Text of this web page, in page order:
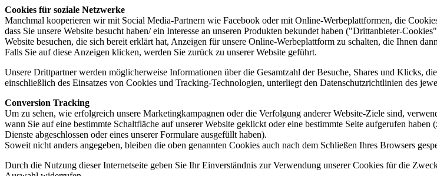
Cookies für soziale Netzwerke
Manchmal kooperieren wir mit Social Media-Partnern wie Facebook oder mit Online-Werbeplattformen, die
dass Sie unsere Website besucht haben/ ein Interesse an unseren Produkten bekundet haben ("Drittanbieter-
Website besuchen, die sich bereit erklärt hat, Anzeigen für unsere Online-Werbeplattform zu schalten, die Ihnen
Falls Sie auf diese Anzeigen klicken, werden Sie zurück zu unserer Website geführt.
Unsere Drittpartner werden möglicherweise Informationen über die Gesamtzahl der Besuche, Shares und Klicks,
einschließlich des Einsatzes von Cookies und Tracking-Technologien, unterliegt den Datenschutzrichtlinien des
Conversion Tracking
Um zu sehen, wie erfolgreich unsere Marketingkampagnen oder die Verfolgung anderer Website-Ziele sind,
wann Sie auf eine bestimmte Schaltfläche auf unserer Website geklickt oder eine bestimmte Seite aufgerufen
Dienste abgeschlossen oder eines unserer Formulare ausgefüllt haben).
Soweit nicht anders angegeben, bleiben die oben genannten Cookies auch nach dem Schließen Ihres Browsers
Durch die Nutzung dieser Internetseite geben Sie Ihr Einverständnis zur Verwendung unserer Cookies für die